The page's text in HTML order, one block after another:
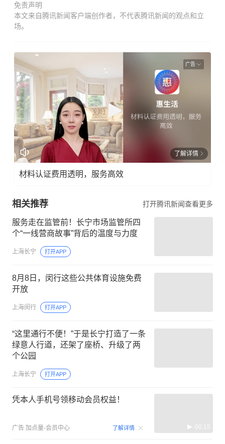
免责声明
本文来自腾讯新闻客户端创作者，不代表腾讯新闻的观点和立
场。
广告
了解详情
材料认证费用透明，服务高效
相关推荐 打开腾讯新闻查看更多
服务走在监管前！长宁市场监管所四
个“一线营商故事”背后的温度与力度
上海长宁 打开APP
8月8日，闵行这些公共体育设施免费
开放
上海闵行 打开APP
“这里通行不便！”于是长宁打造了一条
绿意人行道，还架了座桥、升级了两
个公园
上海长宁 打开APP
凭本人手机号领移动会员权益！
广告 加点量-会员中心 了解详情 00:15